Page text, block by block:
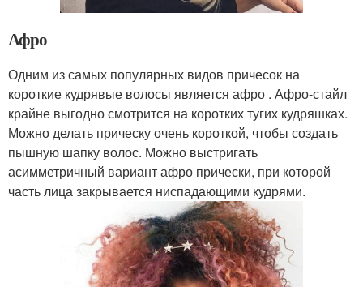
Афро
Одним из самых популярных видов причесок на
короткие кудрявые волосы является афро . Афро-стайл
крайне выгодно смотрится на коротких тугих кудряшках.
Можно делать прическу очень короткой, чтобы создать
пышную шапку волос. Можно выстригать
асимметричный вариант афро прически, при которой
часть лица закрывается ниспадающими кудрями.